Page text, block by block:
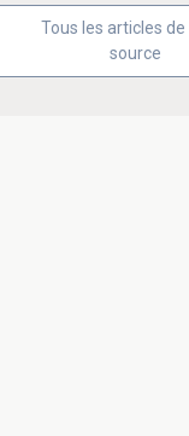
Tous les articles
source